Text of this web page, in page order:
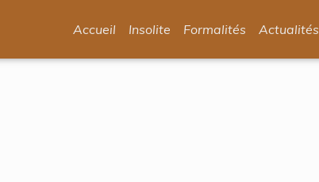
Accueil Insolite Formalités Actualités